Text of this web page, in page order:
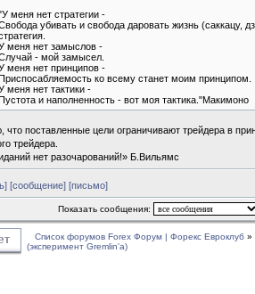
меня нет стратегии -
убивать и свобода даровать жизнь (саккацу,
меня нет замыслов -
- мой замысел.
меня нет принципов -
ко всему станет моим принципом.
меня нет тактики -
и наполненность - вот моя тактика."Макимоно
поставленные цели ограничивают трейдера в
трейдера.
нет разочарований!» Б.Вильямс
[сообщение] [письмо]
Показать сообщения:
Список форумов Forex Форум | Форекс Евроклуб »
(эксперимент Gremlin'a)